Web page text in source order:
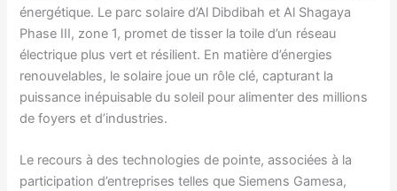
énergétique. Le parc solaire d’Al Dibdibah et Al Shagaya
Phase III, zone 1, promet de tisser la toile d’un réseau
électrique plus vert et résilient. En matière d’énergies
renouvelables, le solaire joue un rôle clé, capturant la
puissance inépuisable du soleil pour alimenter des millions
de foyers et d’industries.
Le recours à des technologies de pointe, associées à la
participation d’entreprises telles que Siemens Gamesa,